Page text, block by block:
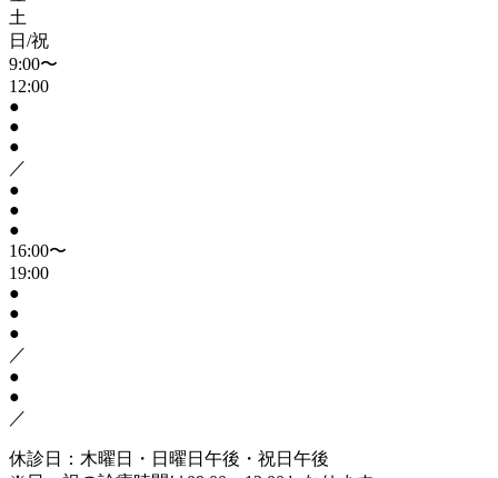
土
日/祝
9:00〜
12:00
●
●
●
／
●
●
●
16:00〜
19:00
●
●
●
／
●
●
／
休診日：木曜日・日曜日午後・祝日午後